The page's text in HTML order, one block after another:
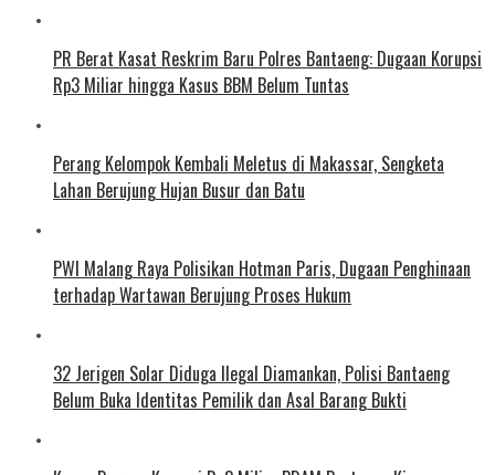
PR Berat Kasat Reskrim Baru Polres Bantaeng: Dugaan Korupsi
Rp3 Miliar hingga Kasus BBM Belum Tuntas
Perang Kelompok Kembali Meletus di Makassar, Sengketa
Lahan Berujung Hujan Busur dan Batu
PWI Malang Raya Polisikan Hotman Paris, Dugaan Penghinaan
terhadap Wartawan Berujung Proses Hukum
32 Jerigen Solar Diduga Ilegal Diamankan, Polisi Bantaeng
Belum Buka Identitas Pemilik dan Asal Barang Bukti